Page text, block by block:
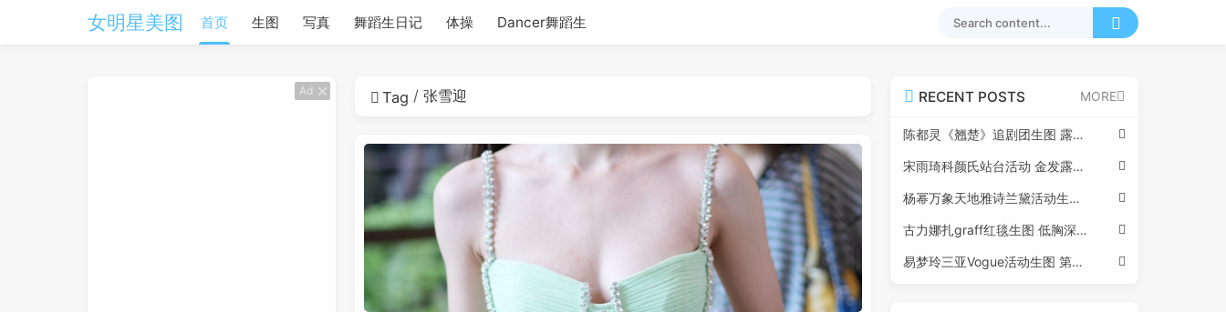
女明星美图 首页 生图 写真 舞蹈生日记 体操 Dancer舞蹈生
Tag 张雪迎
Ad RECENT POSTS MORE
陈都灵《翘楚》追剧团生图 露肩抹胸玫瑰红裙390p
宋雨琦科颜氏站台活动 金发露脐怼脸生图22p
杨幂万象天地雅诗兰黛活动生图 正红色礼服285p
古力娜扎graff红毯生图 低胸深V高开叉高跟小黑裙90P
易梦玲三亚Vogue活动生图 第二套油画公主造型114p